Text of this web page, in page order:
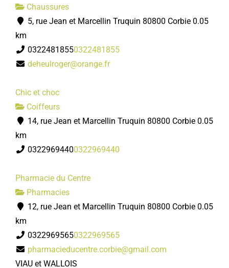
Chaussures
5, rue Jean et Marcellin Truquin 80800 Corbie 0.05
km
03224818550322481855
deheulroger@orange.fr
Chic et choc
Coiffeurs
14, rue Jean et Marcellin Truquin 80800 Corbie 0.05
km
03229694400322969440
Pharmacie du Centre
Pharmacies
12, rue Jean et Marcellin Truquin 80800 Corbie 0.05
km
03229695650322969565
pharmacieducentre.corbie@gmail.com
VIAU et WALLOIS